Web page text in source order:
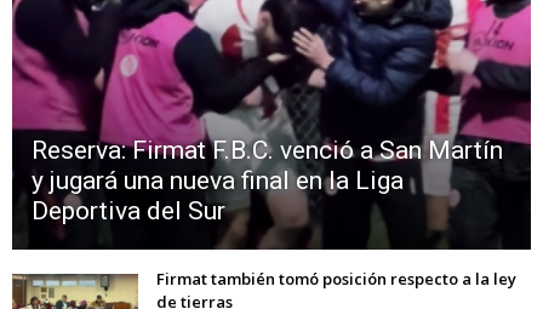
Reserva: Firmat F.B.C. venció a San Martín
y jugará una nueva final en la Liga
Deportiva del Sur
Firmat también tomó posición respecto a la ley
de tierras